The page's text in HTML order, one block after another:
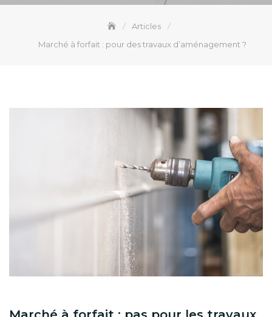
Articles
Marché à forfait : pour des travaux d’aménagement ?